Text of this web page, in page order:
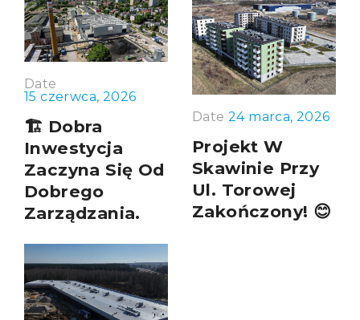
Date
15 czerwca, 2026
🏗️ Dobra
Inwestycja
Zaczyna Się Od
Dobrego
Zarządzania.
Date 24 marca, 2026
Projekt W
Skawinie Przy
Ul. Torowej
Zakończony! 😊